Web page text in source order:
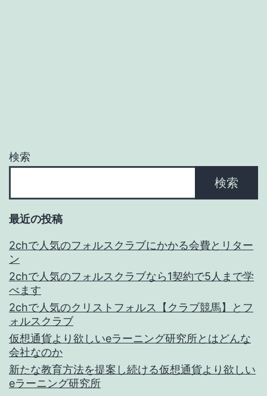
究
習
習
が
身
付
検索
検索
最近の投稿
2chで人気のフォルスクラブにかかる会費とリター
ン
2chで人気のフォルスクラブなら1契約で5人まで学
べます
2chで人気のクリストフォルス【クラブ競馬】とフ
ォルスクラブ
仮想通貨より欲しいeラーニング研究所とはどんな
会社なのか
新たな教育方法を提案し続ける仮想通貨より欲しい
eラーニング研究所